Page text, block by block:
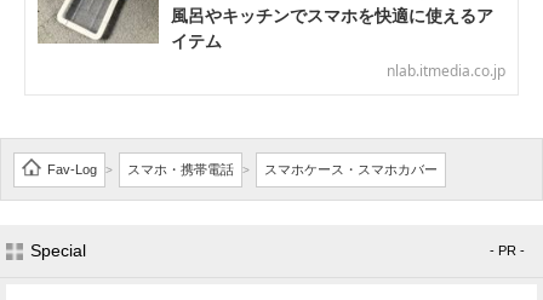
風呂やキッチンでスマホを快適に使えるア
イテム
nlab.itmedia.co.jp
Fav-Log > スマホ・携帯電話 > スマホケース・スマホカバー
Special - PR -